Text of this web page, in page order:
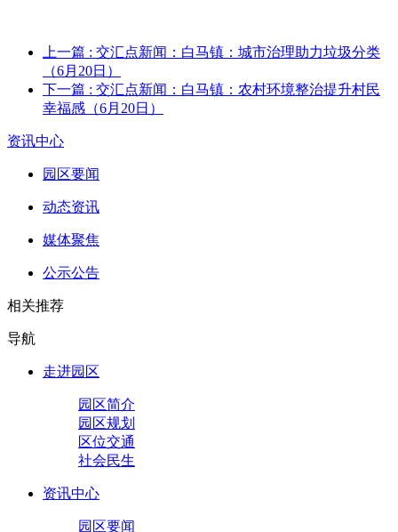
上一篇 : 交汇点新闻：白马镇：城市治理助力垃圾分类
（6月20日）
下一篇 : 交汇点新闻：白马镇：农村环境整治提升村民
幸福感（6月20日）
资讯中心
园区要闻
动态资讯
媒体聚焦
公示公告
相关推荐
导航
走进园区
园区简介
园区规划
区位交通
社会民生
资讯中心
园区要闻